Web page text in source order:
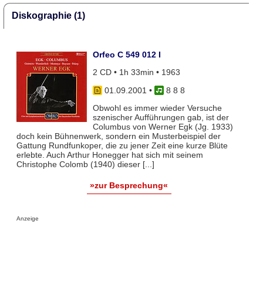
Diskographie (1)
Orfeo C 549 012 I
2 CD • 1h 33min • 1963
01.09.2001 •
8 8 8
Obwohl es immer wieder Versuche
szenischer Aufführungen gab, ist der
Columbus von Werner Egk (Jg. 1933)
doch kein Bühnenwerk, sondern ein Musterbeispiel der
Gattung Rundfunkoper, die zu jener Zeit eine kurze Blüte
erlebte. Auch Arthur Honegger hat sich mit seinem
Christophe Colomb (1940) dieser [...]
»zur Besprechung«
Anzeige